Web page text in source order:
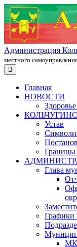
Администрация
местного
Главная
НОВОСТИ
Устав
Границы
Глава
Графики